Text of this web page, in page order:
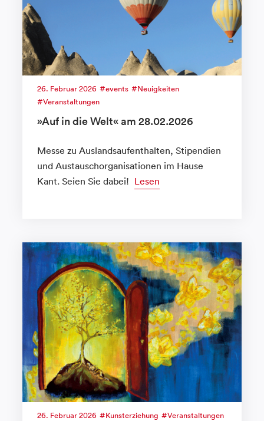
26. Februar 2026 events
Neuigkeiten
Veranstaltungen
»Auf in die Welt« am 28.02.2026
Messe zu Auslandsaufenthalten, Stipendien
und Austauschorganisationen im Hause
Kant. Seien Sie dabei! Lesen
26. Februar 2026 Kunsterziehung Veranstaltungen